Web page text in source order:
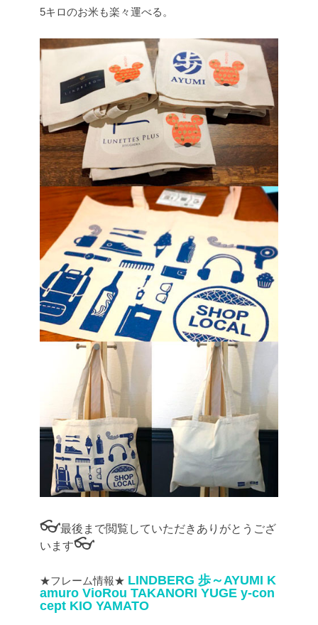
5キロのお米も楽々運べる。
👓最後まで閲覧していただきありがとうござ
います👓
★フレーム情報★ LINDBERG 歩～AYUMI K
amuro VioRou TAKANORI YUGE y-con
cept KIO YAMATO